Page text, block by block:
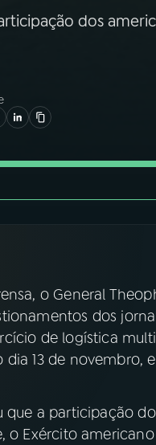
dos
o General
dos
de logística
13 de novembro,
que a participação
o Exército